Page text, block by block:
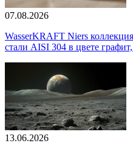
07.08.2026
WasserKRAFT Niers
стали AISI 304 в цвете
13.06.2026